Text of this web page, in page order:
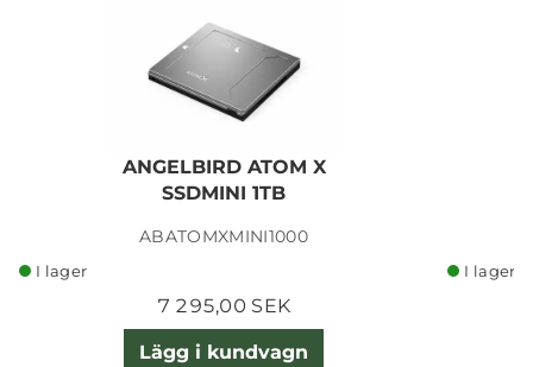
ANGELBIRD ATOM X
SSDMINI 1TB
ABATOMXMINI1000
I lager
7 295,00 SEK
Lägg i kundvagn
I lager